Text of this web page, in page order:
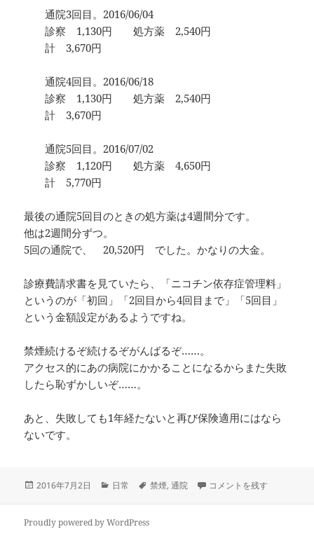
通院3回目。2016/06/04
診察 1,130円 処方薬 2,540円
計 3,670円
通院4回目。2016/06/18
診察 1,130円 処方薬 2,540円
計 3,670円
通院5回目。2016/07/02
診察 1,120円 処方薬 4,650円
計 5,770円
最後の通院5回目のときの処方薬は4週間分です。
他は2週間分ずつ。
5回の通院で、 20,520円 でした。かなりの大金。
診療費請求書を見ていたら、「ニコチン依存症管理料」
というのが「初回」「2回目から4回目まで」「5回目」
という金額設定があるようですね。
禁煙続けるぞ続けるぞがんばるぞ……。
アクセス的にあの病院にかかることになるからまた失敗
したら恥ずかしいぞ……。
あと、失敗しても1年経たないと再び保険適用にはなら
ないです。
投
2016年7月2日
カ
リ
日常
タ
禁煙,通院 禁煙治療、通院おわり に
コメントを残す
Proudly powered by WordPress